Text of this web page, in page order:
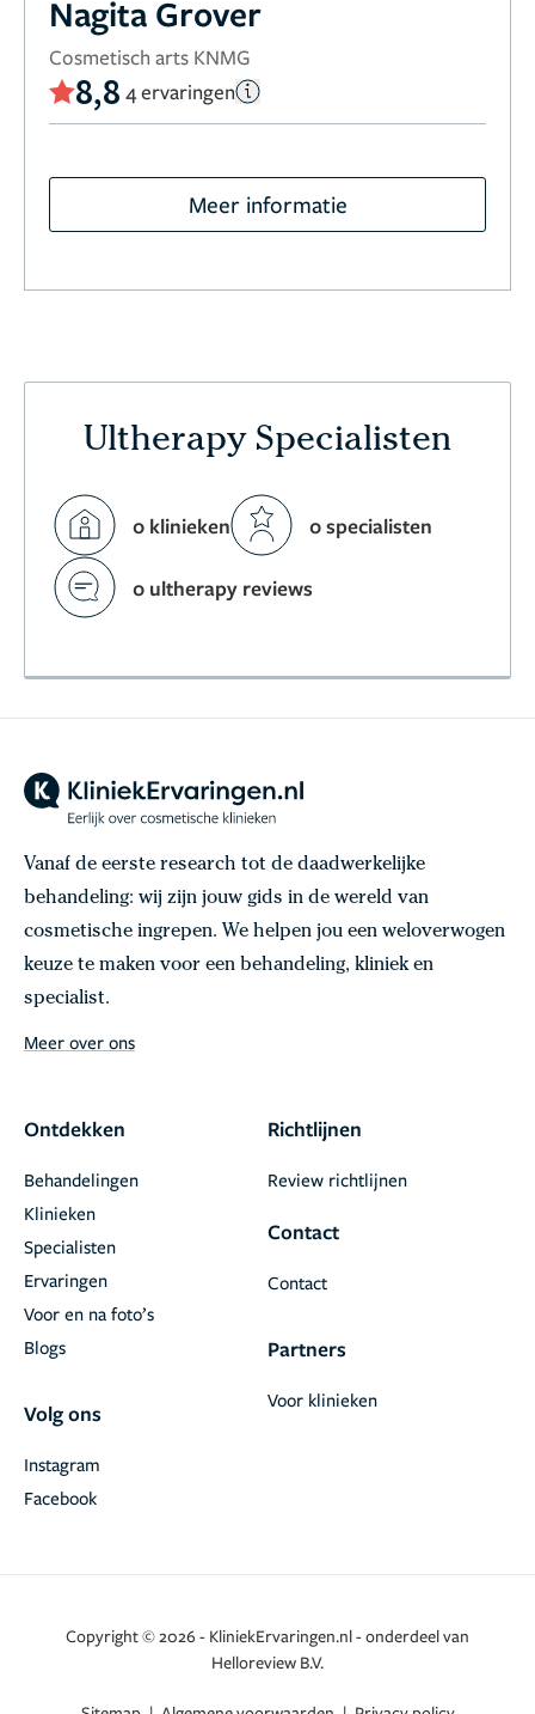
Nagita Grover
Cosmetisch arts KNMG
8,8 4 ervaringen
Meer informatie
Ultherapy Specialisten
0 klinieken 0 specialisten
0 ultherapy reviews
Vanaf de eerste research tot de daadwerkelijke
behandeling: wij zijn jouw gids in de wereld van
cosmetische ingrepen. We helpen jou een weloverwogen
keuze te maken voor een behandeling, kliniek en
specialist.
Meer over ons
Ontdekken
Behandelingen
Klinieken
Specialisten
Ervaringen
Voor en na foto’s
Blogs
Volg ons
Facebook
Instagram
Richtlijnen
Review richtlijnen
Contact
Contact
Partners
Voor klinieken
Copyright © 2026 - KliniekErvaringen.nl - onderdeel van
Helloreview B.V.